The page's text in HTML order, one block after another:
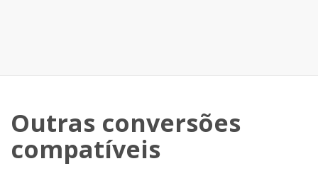
Outras conversões
compatíveis